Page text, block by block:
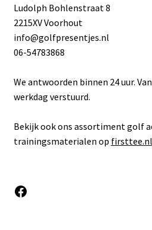
Ludolph Bohlenstraat 8
2215XV Voorhout
info@golfpresentjes.nl
06-54783868
We antwoorden binnen 24 uur.
werkdag verstuurd.
Bekijk ook ons assortiment golf
trainingsmaterialen op firsttee.nl
Facebook